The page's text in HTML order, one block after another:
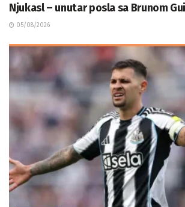
Njukasl – unutar posla sa Brunom
05/08/2026